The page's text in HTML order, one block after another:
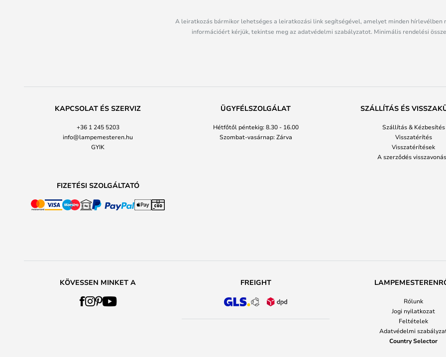
A leiratkozás bármikor lehetséges a leiratkozási link segítségével, amelyet minden hírlevélben
információért kérjük, tekintse meg az adatvédelmi szabályzatot. Minimális rendelési
KAPCSOLAT ÉS SZERVIZ
+36 1 245 5203
info@lampemesteren.hu
GYIK
ÜGYFÉLSZOLGÁLAT
Hétfőtől péntekig: 8.30 - 16.00
Szombat-vasárnap: Zárva
SZÁLLÍTÁS ÉS
Szállítás & Kézbesítés
Visszatérítés
Visszatérítések
A szerződés
FIZETÉSI SZOLGÁLTATÓ
KÖVESSEN MINKET A FREIGHT
Rólunk
Jogi nyilatkozat
Feltételek
Adatvédelmi
Country Selector